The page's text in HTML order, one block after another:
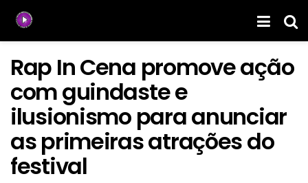
Rap In Cena promove ação
com guindaste e
ilusionismo para anunciar
as primeiras atrações do
festival